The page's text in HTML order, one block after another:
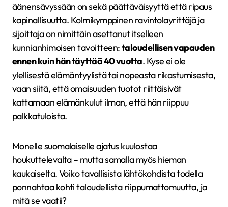
äänensävyssään on sekä päättäväisyyttä että ripaus
kapinallisuutta. Kolmikymppinen ravintolayrittäjä ja
sijoittaja on nimittäin asettanut itselleen
kunnianhimoisen tavoitteen:taloudellisen vapauden
ennen kuin hän täyttää 40 vuotta. Kyse ei ole
ylellisestä elämäntyylistä tai nopeasta rikastumisesta,
vaan siitä, että omaisuuden tuotot riittäisivät
kattamaan elämänkulut ilman, että hän riippuu
palkkatuloista.
Monelle suomalaiselle ajatus kuulostaa
houkuttelevalta – mutta samalla myös hieman
kaukaiselta. Voiko tavallisista lähtökohdista todella
ponnahtaa kohti taloudellista riippumattomuutta, ja
mitä se vaatii?